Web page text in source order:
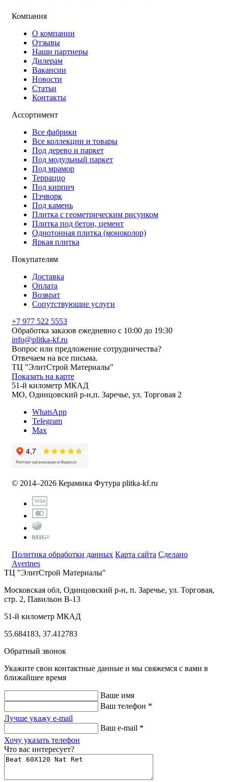
Компания
О компании
Отзывы
Наши партнеры
Дилерам
Вакансии
Новости
Статьи
Контакты
Ассортимент
Все фабрики
Все коллекции и товары
Под дерево и паркет
Под модульный паркет
Под мрамор
Терраццо
Под кирпич
Пэчворк
Под камень
Плитка с геометрическим рисунком
Плитка под бетон, цемент
Однотонная плитка (моноколор)
Яркая плитка
Покупателям
Доставка
Оплата
Возврат
Сопутствующие услуги
+7 977 522 5553
Обработка заказов ежедневно с 10:00 до 19:30
info@plitka-kf.ru
Вопрос или предложение сотрудничества?
Отвечаем на все письма.
ТЦ "ЭлитСтрой Материалы"
Показать на карте
51-й километр МКАД
МО, Одинцовский р-н,п. Заречье, ул. Торговая 2
WhatsApp
Telegram
Max
© 2014–2026 Керамика Футура plitka-kf.ru
Политика обработки данных Карта сайта Сделано
Averines
ТЦ "ЭлитСтрой Материалы"
Московская обл, Одинцовский р-н, п. Заречье, ул. Торговая,
стр. 2, Павильон В-13
51-й километр МКАД
55.684183, 37.412783
Обратный звонок
Укажите свои контактные данные и мы свяжемся с вами в
ближайшее время
Ваше имя
Ваш телефон *
Лучше укажу e-mail
Ваш e-mail *
Хочу указать телефон
Что вас интересует?